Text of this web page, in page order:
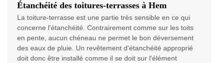
Étanchéité des toitures-terrasses à Hem
La toiture-terrasse est une partie très sensible en ce qui
concerne l'étanchéité. Contrairement comme sur les toits
en pente, aucun chéneau ne permet le bon déversement
des eaux de pluie. Un revêtement d'étanchéité approprié
doit donc être installé comme il se doit sur l'élément